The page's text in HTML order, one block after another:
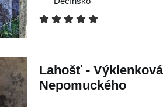
Lahošť -
Nepomuckého